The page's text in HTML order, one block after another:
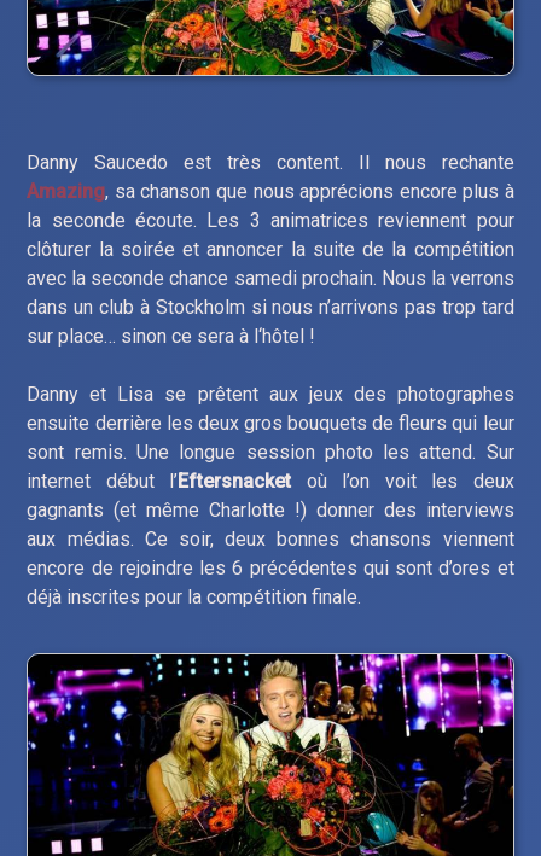
Danny Saucedo est très content. Il nous rechante
Amazing, sa chanson que nous apprécions encore plus à
la seconde écoute. Les 3 animatrices reviennent pour
clôturer la soirée et annoncer la suite de la compétition
avec la seconde chance samedi prochain. Nous la verrons
dans un club à Stockholm si nous n’arrivons pas trop tard
sur place… sinon ce sera à l‘hôtel !
Danny et Lisa se prêtent aux jeux des photographes
ensuite derrière les deux gros bouquets de fleurs qui leur
sont remis. Une longue session photo les attend. Sur
internet début l’Eftersnacket où l’on voit les deux
gagnants (et même Charlotte !) donner des interviews
aux médias. Ce soir, deux bonnes chansons viennent
encore de rejoindre les 6 précédentes qui sont d’ores et
déjà inscrites pour la compétition finale.